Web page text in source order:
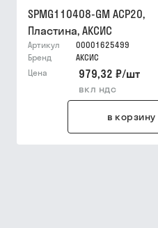
SPMG110408-GM ACP20,
Пластина, АКСИС
Артикул
00001625499
Бренд
АКСИС
Цена
979,32 ₽/шт
вкл ндс
в корзину